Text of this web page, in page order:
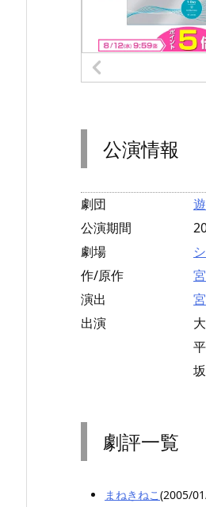
公演情報
劇団
公演期間
劇場
作/原作
演出
出演
劇評一覧
まねきねこ(2005/